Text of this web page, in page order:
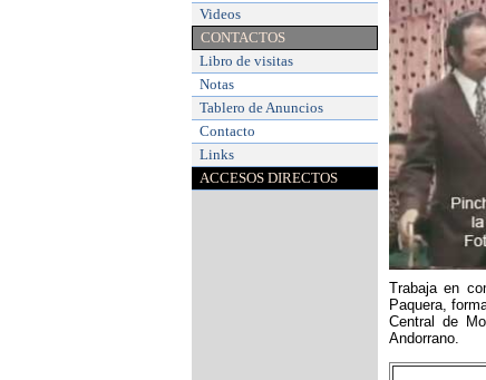
Videos
CONTACTOS
Libro de visitas
Notas
Tablero de Anuncios
Contacto
Links
ACCESOS DIRECTOS
Trabaja en
Paquera,
Central de
Andorrano.